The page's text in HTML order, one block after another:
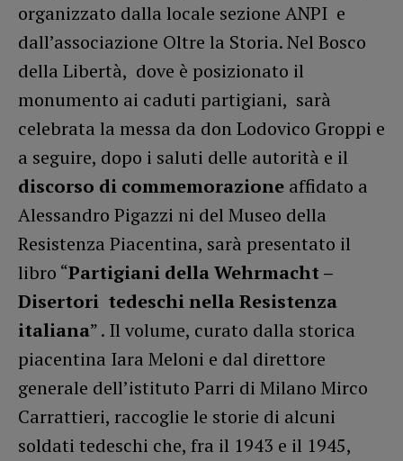
organizzato dalla locale sezione ANPI e
dall’associazione Oltre la Storia. Nel Bosco
della Libertà, dove è posizionato il
monumento ai caduti partigiani, sarà
celebrata la messa da don Lodovico Groppi e
a seguire, dopo i saluti delle autorità e il
discorso di commemorazione affidato a
Alessandro Pigazzi ni del Museo della
Resistenza Piacentina, sarà presentato il
libro “Partigiani della Wehrmacht –
Disertori tedeschi nella Resistenza
italiana” . Il volume, curato dalla storica
piacentina Iara Meloni e dal direttore
generale dell’istituto Parri di Milano Mirco
Carrattieri, raccoglie le storie di alcuni
soldati tedeschi che, fra il 1943 e il 1945,